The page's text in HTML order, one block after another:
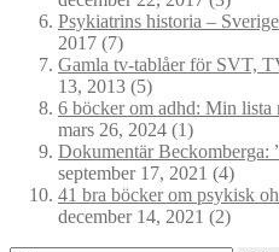
Psykiatrins historia –
2017 (7)
Gamla tv-tablåer för SVT,
13, 2013 (5)
6 böcker om adhd: Min lista
mars 26, 2024 (1)
Dokumentär Beckomberga:
september 17, 2021 (4)
41 bra böcker om psykisk
december 14, 2021 (2)